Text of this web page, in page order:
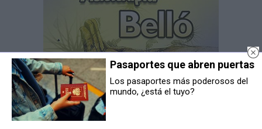
Pasaportes que abren puertas
Los pasaportes más poderosos del
mundo, ¿está el tuyo?